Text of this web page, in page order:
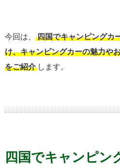
今回は、
四国でキャンピングカ
け、キャンピングカーの魅力や
をご紹介 します。
四国でキャンピン